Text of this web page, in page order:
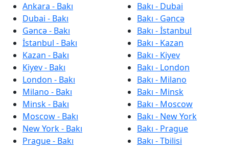
Ankara - Bakı
Dubai - Bakı
Gəncə - Bakı
İstanbul - Bakı
Kazan - Bakı
Kiyev - Bakı
London - Bakı
Milano - Bakı
Minsk - Bakı
Moscow - Bakı
New York - Bakı
Prague - Bakı
Bakı - Dubai
Bakı - Gəncə
Bakı - İstanbul
Bakı - Kazan
Bakı - Kiyev
Bakı - London
Bakı - Milano
Bakı - Minsk
Bakı - Moscow
Bakı - New York
Bakı - Prague
Bakı - Tbilisi